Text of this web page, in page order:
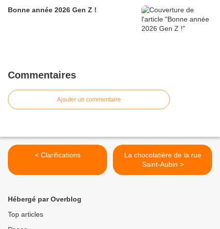
Bonne année 2026 Gen Z !
Commentaires
Ajouter un commentaire
< Clarifications
La chocolatière de la rue
Saint-Aubin >
Hébergé par Overblog
Top articles